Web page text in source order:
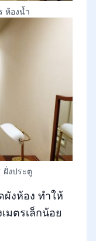
ห้องน้ำ
ฝั่งประตู
ผังห้อง ทำให้
มตรเล็กน้อย